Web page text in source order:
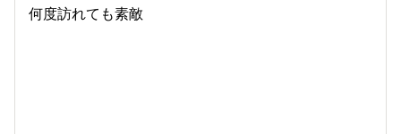
何度訪れても素敵